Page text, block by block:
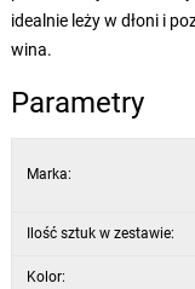
idealnie leży w dłoni i
wina.
Parametry
Marka:
Ilość sztuk w zestawie:
Kolor: